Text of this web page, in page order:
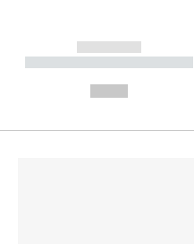
------------
----------- ----------- --------